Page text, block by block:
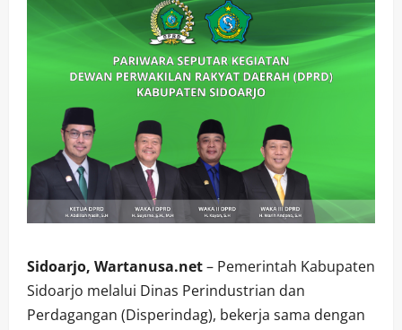
Sidoarjo, Wartanusa.net– Pemerintah Kabupaten
Sidoarjo melalui Dinas Perindustrian dan
Perdagangan (Disperindag), bekerja sama dengan